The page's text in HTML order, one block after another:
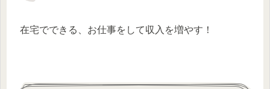
在宅でできる、お仕事をして収入を増やす！